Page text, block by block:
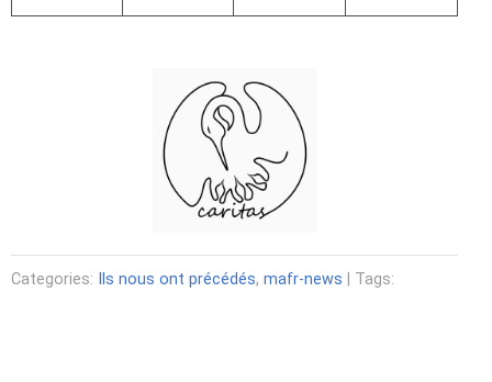
Categories: Ils nous ont précédés, mafr-news | Tags: